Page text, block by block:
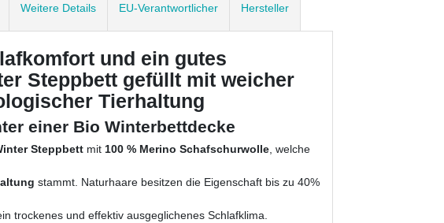
Weitere Details EU-Verantwortlicher Hersteller
und ein gutes
Steppbett gefüllt mit weicher
Tierhaltung
einer Bio Winterbettdecke
Steppbett mit 100 % Merino Schafschurwolle , welche
stammt. Naturhaare besitzen die Eigenschaft bis zu 40%
trockenes und effektiv ausgeglichenes Schlafklima.